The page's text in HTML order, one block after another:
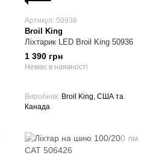
Артикул: 50936
Broil King
Ліхтарик LED Broil King 50936
1 390 грн
Немає в наявності
Виробник Broil King, США та
Канада